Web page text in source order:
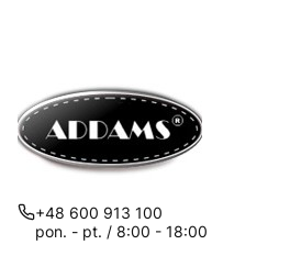
+48 600 913 100
pon. - pt. / 8:00 - 18:00